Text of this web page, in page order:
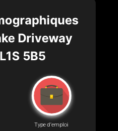
Driveway
5B5
Type d'emploi